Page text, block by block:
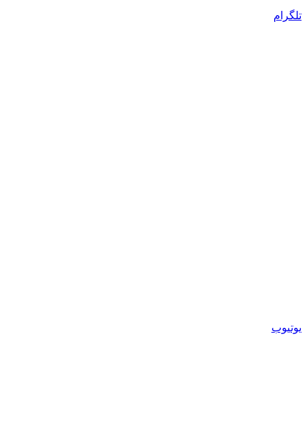
تلگرام
یوتیوب